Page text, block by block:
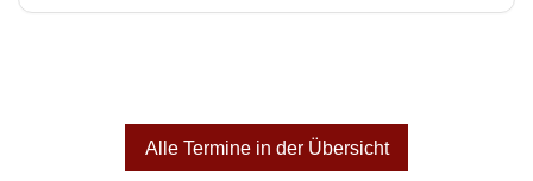
Alle Termine in der Übersicht